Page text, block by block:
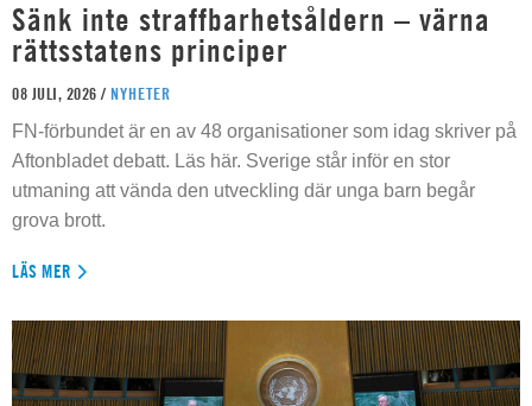
Sänk inte straffbarhetsåldern – värna
rättsstatens principer
08 JULI, 2026 / NYHETER
FN-förbundet är en av 48 organisationer som idag skriver på
Aftonbladet debatt. Läs här. Sverige står inför en stor
utmaning att vända den utveckling där unga barn begår
grova brott.
LÄS MER